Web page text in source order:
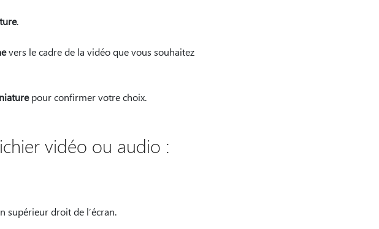
.
vers le cadre de la vidéo que vous souhaitez
pour confirmer votre choix.
vidéo ou audio :
supérieur droit de l’écran.